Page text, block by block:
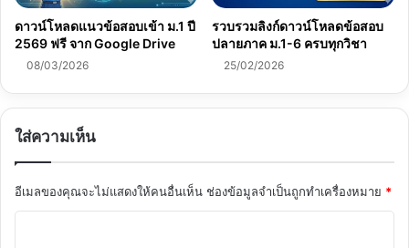
ดาวน์โหลดแนวข้อสอบเข้า ม.1 ปี
2569 ฟรี จาก Google Drive
08/03/2026
รวบรวมลิงก์ดาวน์โหลดข้อสอบ
ปลายภาค ม.1-6 ครบทุกวิชา
25/02/2026
ใส่ความเห็น
อีเมลของคุณจะไม่แสดงให้คนอื่นเห็น ช่องข้อมูลจำเป็นถูกทำเครื่องหมาย *